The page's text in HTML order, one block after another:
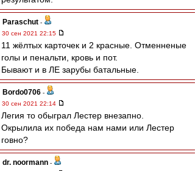
Paraschut -
30 сен 2021 22:15
11 жёлтых карточек и 2 красные. Отменненые
голы и пенальти, кровь и пот.
Бывают и в ЛЕ зарубы батальные.
Bordo0706 -
30 сен 2021 22:14
Легия то обыграл Лестер внезапно.
Окрылила их победа нам нами или Лестер
говно?
dr. noormann -